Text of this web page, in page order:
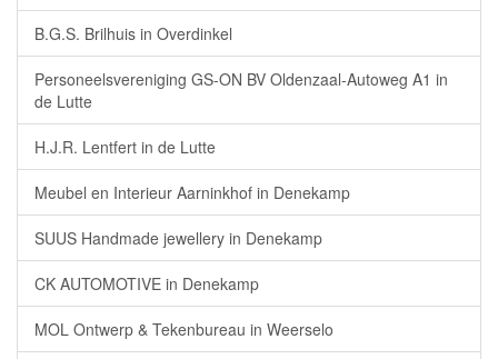
B.G.S. Brilhuis in Overdinkel
Personeelsvereniging GS-ON BV Oldenzaal-Autoweg A1 in
de Lutte
H.J.R. Lentfert in de Lutte
Meubel en Interieur Aarninkhof in Denekamp
SUUS Handmade jewellery in Denekamp
CK AUTOMOTIVE in Denekamp
MOL Ontwerp & Tekenbureau in Weerselo